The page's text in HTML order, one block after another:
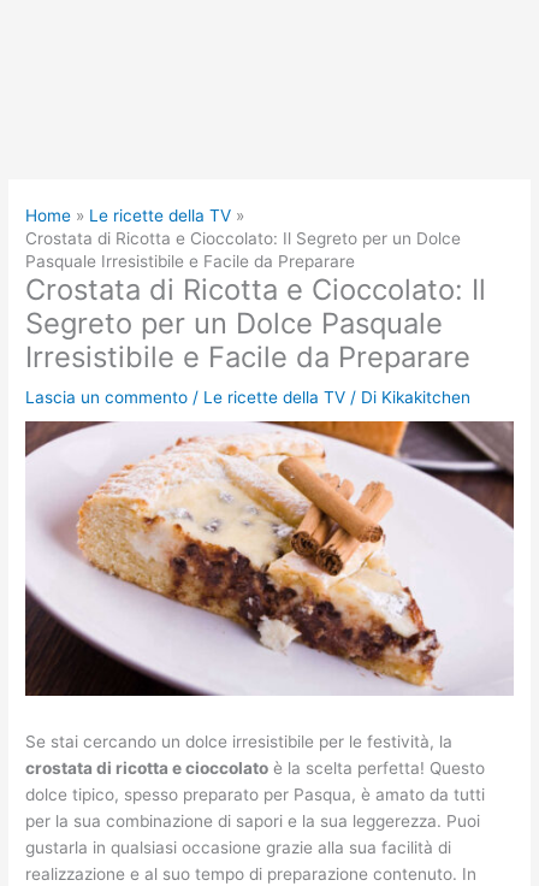
Home
Le ricette della TV
Crostata di Ricotta e Cioccolato: Il Segreto per un Dolce
Pasquale Irresistibile e Facile da Preparare
Crostata di Ricotta e Cioccolato: Il
Segreto per un Dolce Pasquale
Irresistibile e Facile da Preparare
Lascia un commento / Le ricette della TV / Di Kikakitchen
Se stai cercando un dolce irresistibile per le festività, la
crostata di ricotta e cioccolato è la scelta perfetta! Questo
dolce tipico, spesso preparato per Pasqua, è amato da tutti
per la sua combinazione di sapori e la sua leggerezza. Puoi
gustarla in qualsiasi occasione grazie alla sua facilità di
realizzazione e al suo tempo di preparazione contenuto. In